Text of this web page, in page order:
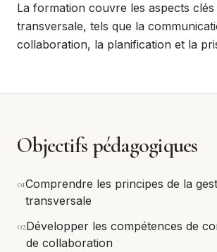
La formation couvre les aspects clés
transversale, tels que la
collaboration, la planification et la
Objectifs pédagogiques
01Comprendre les principes de la
transversale
02Développer les compétences de
de collaboration